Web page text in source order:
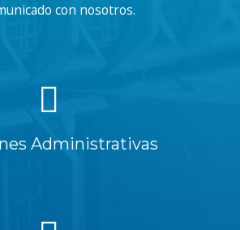
con nosotros.
Administrativas